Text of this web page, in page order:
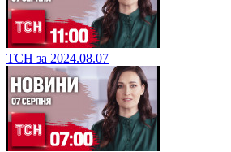
ТСН за 2024.08.07